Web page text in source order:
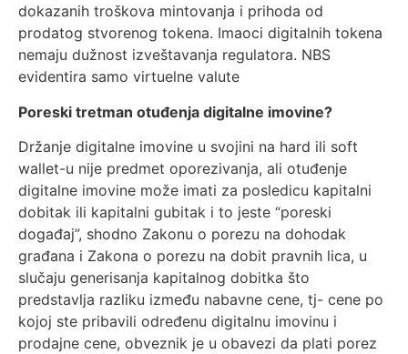
dokazanih troškova mintovanja i prihoda od
prodatog stvorenog tokena. Imaoci digitalnih tokena
nemaju dužnost izveštavanja regulatora. NBS
evidentira samo virtuelne valute
Poreski tretman otuđenja digitalne imovine?
Držanje digitalne imovine u svojini na hard ili soft
wallet-u nije predmet oporezivanja, ali otuđenje
digitalne imovine može imati za posledicu kapitalni
dobitak ili kapitalni gubitak i to jeste “poreski
događaj”, shodno Zakonu o porezu na dohodak
građana i Zakona o porezu na dobit pravnih lica, u
slučaju generisanja kapitalnog dobitka što
predstavlja razliku između nabavne cene, tj- cene po
kojoj ste pribavili određenu digitalnu imovinu i
prodajne cene, obveznik je u obavezi da plati porez